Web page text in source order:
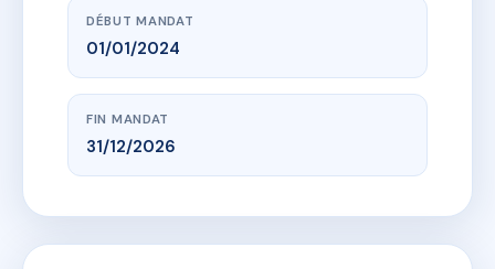
DÉBUT MANDAT
01/01/2024
FIN MANDAT
31/12/2026